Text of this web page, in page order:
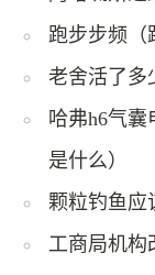
跑步步频（
老舍活了多
哈弗h6气
是什么）
颗粒钓鱼应
工商局机构